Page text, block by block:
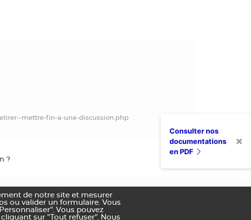
mettre-fin-a-une-discussion.php
?
Consulter nos
documentations
en PDF
de notre site et mesurer
ou valider un formulaire. Vous
Vous pouvez
sur "Tout refuser". Nous